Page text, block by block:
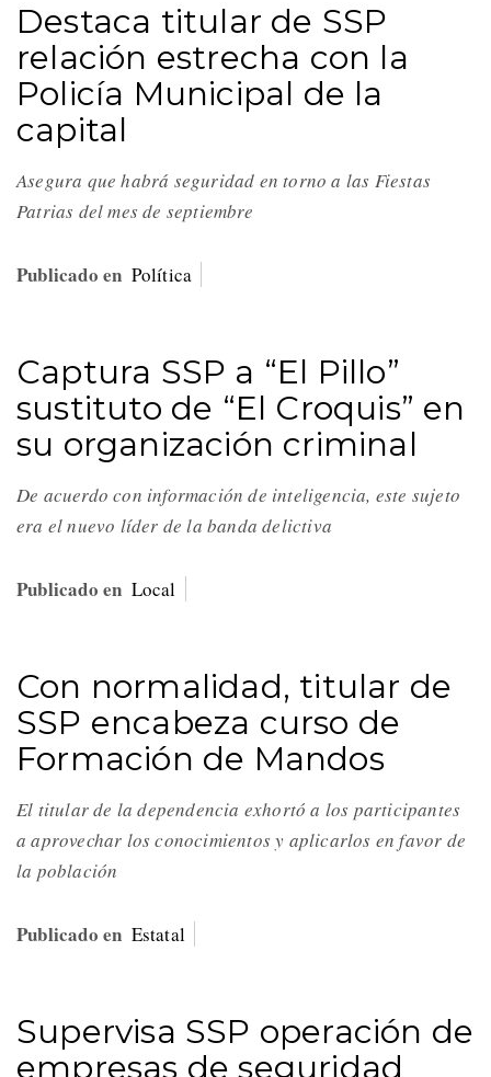
Destaca titular de SSP
relación estrecha con la
Policía Municipal de la
capital
Asegura que habrá seguridad en torno a las Fiestas
Patrias del mes de septiembre
Publicado en Política
Captura SSP a “El Pillo”
sustituto de “El Croquis” en
su organización criminal
De acuerdo con información de inteligencia, este sujeto
era el nuevo líder de la banda delictiva
Publicado en Local
Con normalidad, titular de
SSP encabeza curso de
Formación de Mandos
El titular de la dependencia exhortó a los participantes
a aprovechar los conocimientos y aplicarlos en favor de
la población
Publicado en Estatal
Supervisa SSP operación de
empresas de seguridad